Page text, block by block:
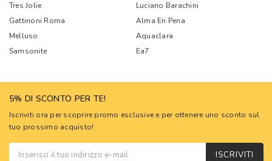
Tres Jolie
Luciano Barachini
Gattinoni Roma
Alma En Pena
Melluso
Aquaclara
Samsonite
Ea7
5% DI SCONTO PER TE!
Iscriviti ora per scoprire promo esclusive e per ottenere uno sconto sul
tuo prossimo acquisto!
ISCRIVITI